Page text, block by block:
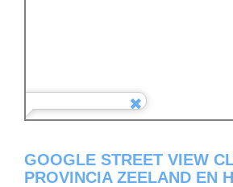
GOOGLE STREET VIEW
PROVINCIA ZEELAND EN